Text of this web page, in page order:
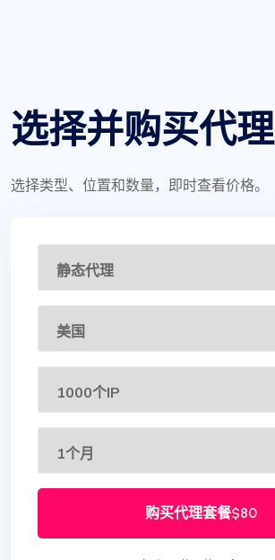
选择并购买代理
选择类型、位置和数量，即时查看价格。
购买代理套餐$80